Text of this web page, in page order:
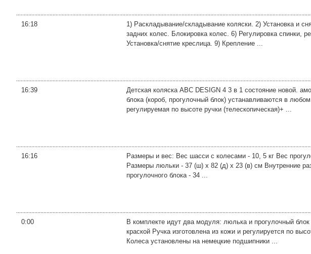
16:18
1) Раскладывание/складывание коляски. 2) Установка и
задних колес. Блокировка колес. 6) Регулировка спинки,
Установка/снятие креслица. 9) Крепление ...
16:39
Детская коляска ABC DESIGN 4 3 в 1 состояние новой.
блока (короб, прогулочный блок) устанавливаются в
регулируемая по высоте ручки (телескопическая)+ ...
16:16
Размеры и вес: Вес шасси с колесами - 10, 5 кг Вес
Размеры люльки - 37 (ш) x 82 (д) x 23 (в) см Внутренние
прогулочного блока - 34 ...
0:00
В комплекте идут два модуля: люлька и прогулочный
краской Ручка изготовлена из кожи и регулируется по
Колеса установлены на немецкие подшипники ...